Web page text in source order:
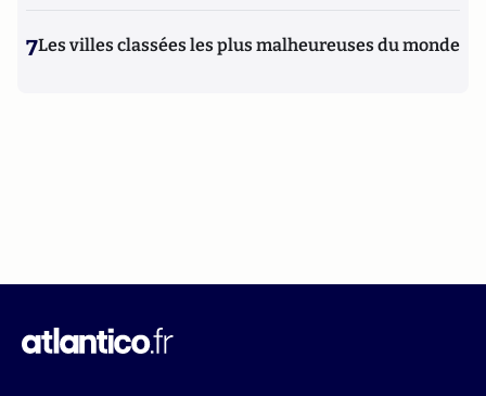
7Les villes classées les plus malheureuses du monde